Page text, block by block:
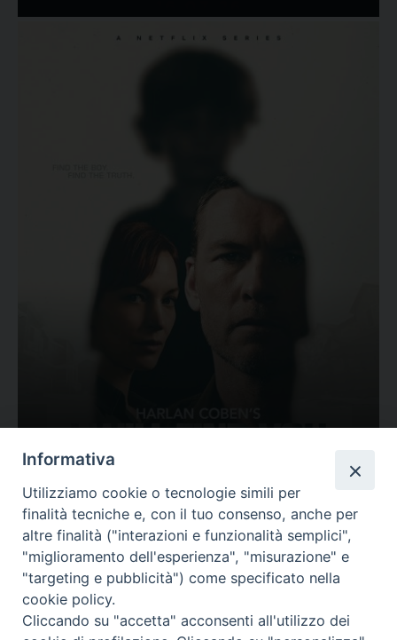
Valutazione
Complesso, Problematico
Tematica: Amore-Sentimenti, Carcere...
Informativa
Utilizziamo cookie o tecnologie simili per
finalità tecniche e, con il tuo consenso, anche per
altre finalità ("interazioni e funzionalità semplici",
"miglioramento dell'esperienza", "misurazione" e
"targeting e pubblicità") come specificato nella
cookie policy.
Cliccando su "accetta" acconsenti all'utilizzo dei